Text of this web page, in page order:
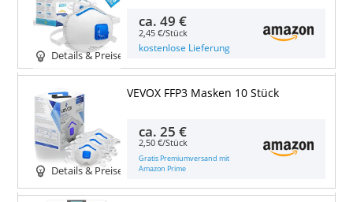
Details & Preise
ca.49 €
2,45 €/Stück
kostenlose Lieferung
Details & Preise
VEVOX FFP3 Masken 10 Stück
ca.25 €
2,50 €/Stück
Gratis Premiumversand mit
Amazon Prime